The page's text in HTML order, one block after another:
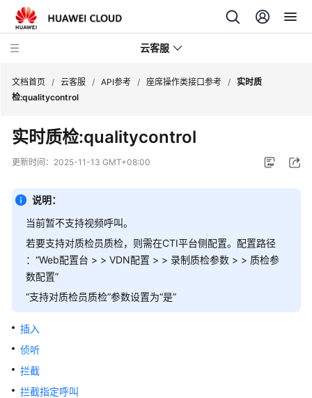
云客服
品
介
快
速
门
用
户
指
南
格
说
文档首页 / 云客服 / API参考 / 座席操作类接口参考 / 实时质
检:qualitycontrol
实时质检:qualitycontrol
更新时间： 2025-11-13 GMT+08:00
说明：
当前暂不支持视频呼叫。
若要支持对质检员质检，则需在CTI平台侧配置。配置路径
： “Web配置台 > > VDN配置 > > 录制质检参数 > > 质检参
数配置”
“支持对质检员质检”参数设置为“是”
插入
侦听
拦截
拦截指定呼叫